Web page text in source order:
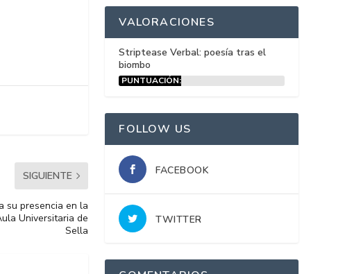
SIGUIENTE
su presencia en la
Universitaria de
Sella
VALORACIONES
Striptease Verbal: poesía tras el
biombo
PUNTUACIÓN:
FOLLOW US
FACEBOOK
TWITTER